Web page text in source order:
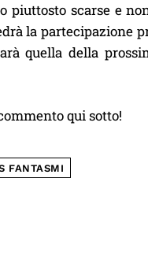
scarse e
la partecipazione
quella della
qui sotto!
FANTASMI